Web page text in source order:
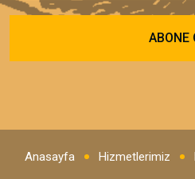
Anasayfa Hizmetlerimiz